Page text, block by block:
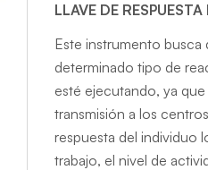
LLAVE DE
Este instrumento
determinado tipo de
esté ejecutando, ya
transmisión a los
respuesta del individuo
trabajo, el nivel de